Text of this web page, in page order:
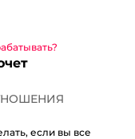
если вы все